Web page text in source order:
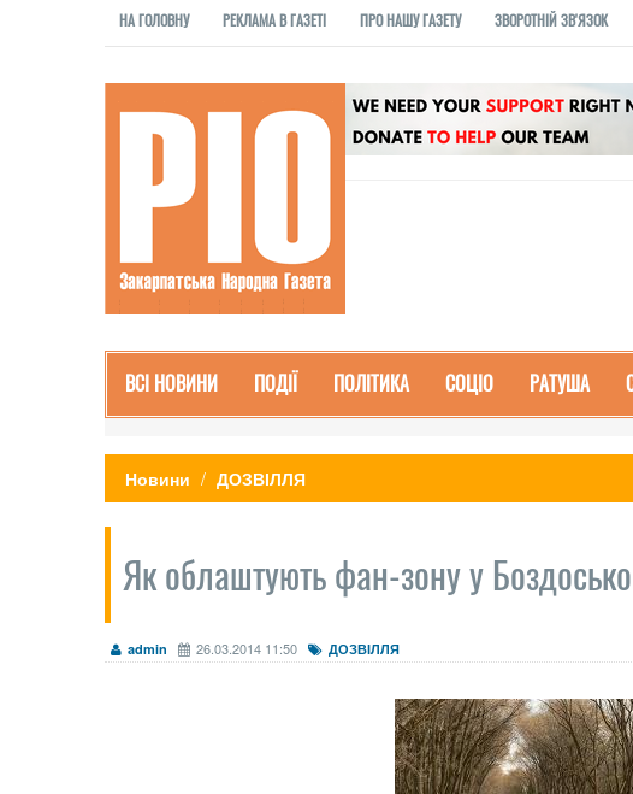
НА ГОЛОВНУ РЕКЛАМА В ГАЗЕТІ ПРО НАШУ ГАЗЕТУ ЗВОРОТНІЙ ЗВ'ЯЗОК
ВСІ НОВИНИ ПОДІЇ ПОЛІТИКА СОЦІО РАТУША
Новини ДОЗВІЛЛЯ
Як облаштують фан-зону у
admin 26.03.2014 11:50 ДОЗВІЛЛЯ